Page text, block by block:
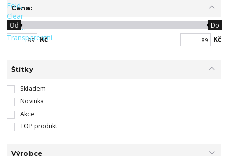
Cena:
Kč
Od Do
Kč
Štítky
Skladem
Novinka
Akce
TOP produkt
Výrobce